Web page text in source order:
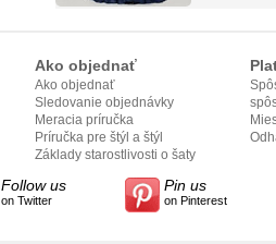
Ako objednať
Ako objednať
Sledovanie objednávky
Meracia príručka
Príručka pre štýl a štýl
Základy starostlivosti o šaty
Follow us
on Twitter
Pin us
on Pinterest